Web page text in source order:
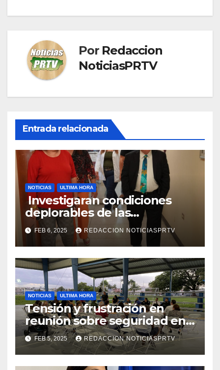
Por Redaccion
NoticiasPRTV
Entrada relacionada
NOTICIAS ULTIMA HORA
Investigaran condiciones
deplorables de las
facilidades el Departamento
de la Salud en Mayagüez
FEB 6, 2025 REDACCION NOTICIASPRTV
NOTICIAS ULTIMA HORA
Tensión y frustración en
reunión sobre seguridad en
Reparto Metropolitano
FEB 5, 2025 REDACCION NOTICIASPRTV